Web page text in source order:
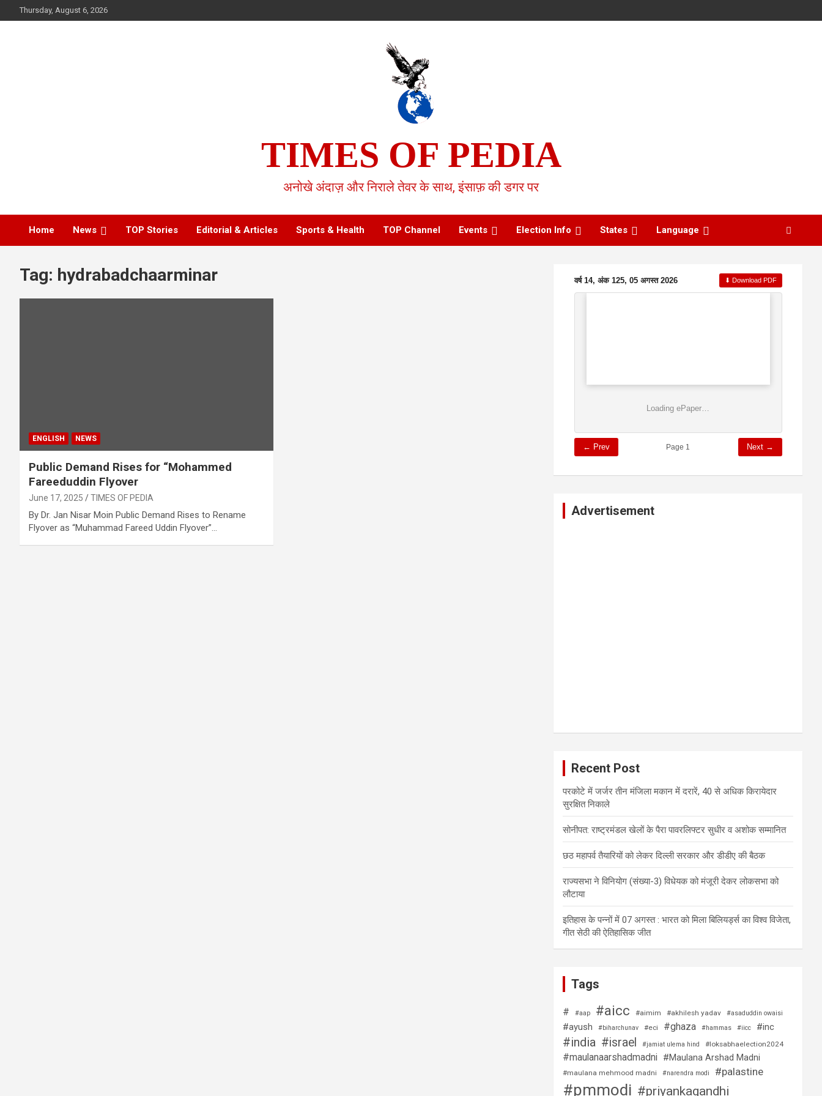
to
Thursday, August 6, 2026
TIMES OF PEDIA
अनोखे अंदाज़ और निराले तेवर के साथ, इंसाफ़ की डगर पर
Home News TOP Stories Editorial & Articles Sports & Health TOP Channel Events Election Info States Language
Tag: hydrabadchaarminar
ENGLISH NEWS
Public Demand Rises for “Mohammed
Fareeduddin Flyover
June 17, 2025 TIMES OF PEDIA
By Dr. Jan Nisar Moin Public Demand Rises to Rename
Flyover as “Muhammad Fareed Uddin Flyover”…
वर्ष 14, अंक 125, 05 अगस्त 2026 ⬇ Download PDF
Loading ePaper…
← Prev Page 1 Next →
Advertisement
Recent Post
परकोटे में जर्जर तीन मंजिला मकान में दरारें, 40 से अधिक किरायेदार
सुरक्षित निकाले
सोनीपत: राष्ट्रमंडल खेलों के पैरा पावरलिफ्टर सुधीर व अशोक सम्मानित
छठ महापर्व तैयारियों को लेकर दिल्ली सरकार और डीडीए की बैठक
राज्यसभा ने विनियोग (संख्या-3) विधेयक को मंजूरी देकर लोकसभा को
लौटाया
इतिहास के पन्नों में 07 अगस्त : भारत को मिला बिलियर्ड्स का विश्व विजेता,
गीत सेठी की ऐतिहासिक जीत
Tags
# #aap #aicc #aimim #akhilesh yadav #asaduddin owaisi
#ayush #biharchunav #eci #ghaza #hammas #iicc #inc
#india #israel #jamiat ulema hind #loksabhaelection2024
#maulanaarshadmadni #Maulana Arshad Madni
#maulana mehmood madni #narendra modi #palastine
#pmmodi #priyankagandhi